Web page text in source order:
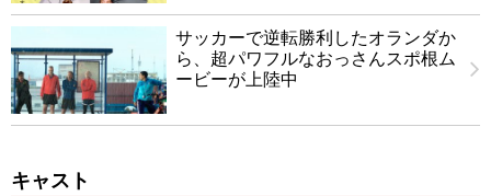
サッカーで逆転勝利したオランダか
ら、超パワフルなおっさんスポ根ム
ービーが上陸中
キャスト